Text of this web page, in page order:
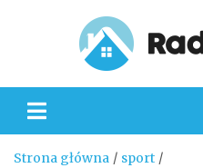
Strona główna
sport